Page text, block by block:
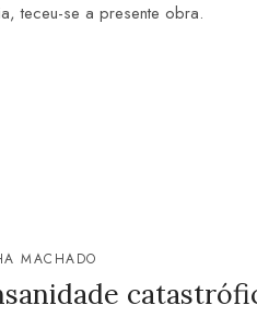
teceu-se a presente obra.
MACHADO